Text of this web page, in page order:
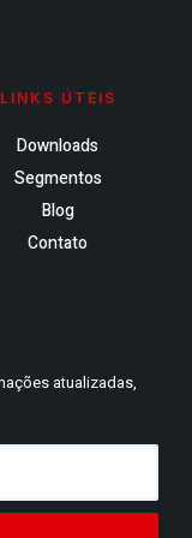
LINKS ÚTEIS
Downloads
Segmentos
Blog
Contato
atualizadas,